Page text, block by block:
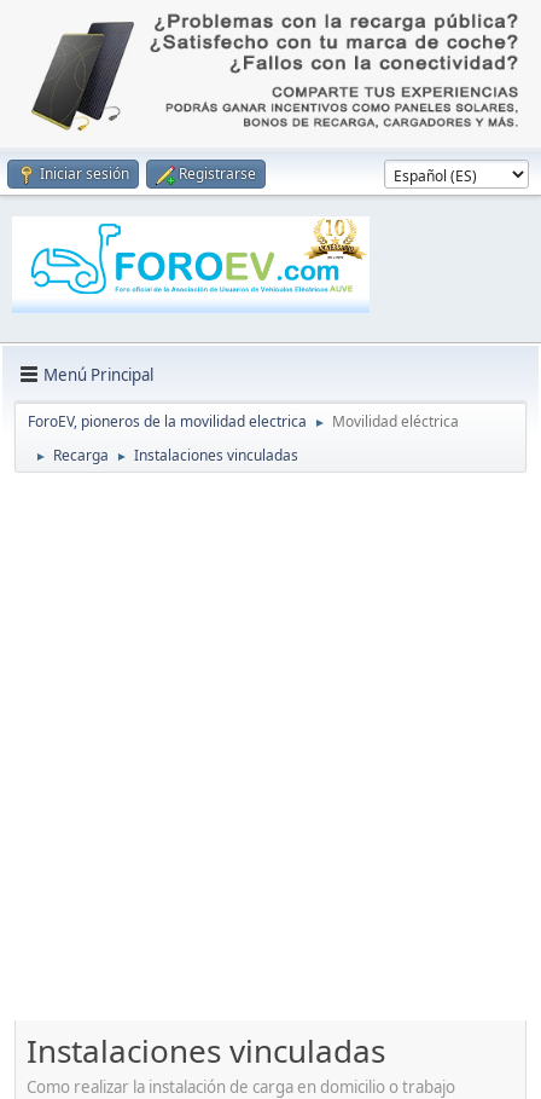
Iniciar sesión Registrarse
Menú Principal
ForoEV, pioneros de la movilidad electrica ► Movilidad eléctrica
► Recarga ► Instalaciones vinculadas
Instalaciones vinculadas
Como realizar la instalación de carga en domicilio o trabajo